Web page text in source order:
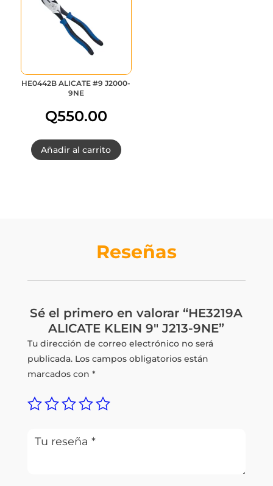
HE0442B ALICATE #9 J2000-
9NE
Q550.00
Añadir al carrito
Reseñas
Sé el primero en valorar “HE3219A
ALICATE KLEIN 9″ J213-9NE”
Tu dirección de correo electrónico no será
publicada. Los campos obligatorios están
marcados con *